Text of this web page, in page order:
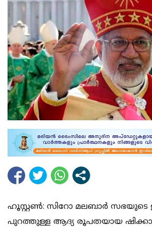
ഹൂസ്റ്റണ്‍: സിറോ മലബാര്‍ സഭയുടെ
പുറത്തുള്ള ആദ്യ രൂപതയായ